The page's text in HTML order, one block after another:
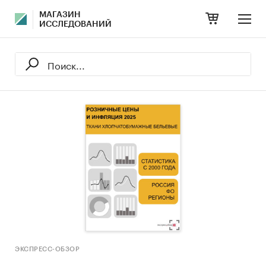
МАГАЗИН
ИССЛЕДОВАНИЙ
ЭКСПРЕСС-ОБЗОР